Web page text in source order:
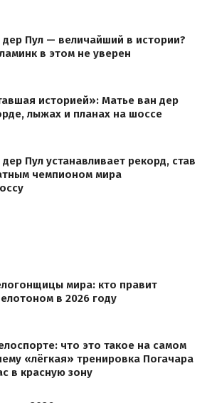
Пул — величайший в истории?
в этом не уверен
историей»: Матье ван дер
лыжах и планах на шоссе
Пул устанавливает рекорд, став
чемпионом мира
мира: кто правит
в 2026 году
что это такое на самом
«лёгкая» тренировка Погачара
в красную зону